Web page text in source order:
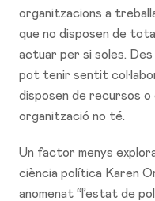
organitzacions a
que no disposen de
actuar per si soles.
pot tenir sentit
disposen de recursos o
organització no té.
Un factor menys
ciència política Karen
anomenat “l’estat de